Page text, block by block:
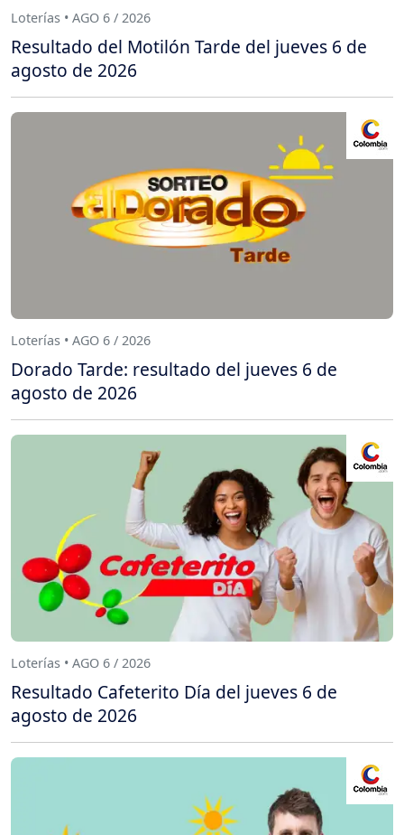
Loterías • AGO 6 / 2026
Resultado del Motilón Tarde del jueves 6 de
agosto de 2026
Loterías • AGO 6 / 2026
Dorado Tarde: resultado del jueves 6 de
agosto de 2026
Loterías • AGO 6 / 2026
Resultado Cafeterito Día del jueves 6 de
agosto de 2026